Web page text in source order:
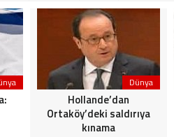
Camii’nde silahlı saldırı: 2 yaralı
ilişkin açıklama
Dünya
Hollande’dan
Ortaköy’deki saldırıya
kınama